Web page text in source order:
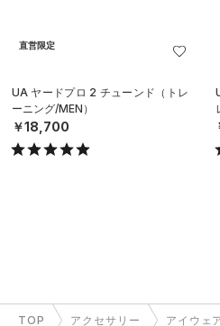
直営限定
UA ヤードプロ 2 チューンド（トレ
ーニング/MEN）
￥18,700
TOP アクセサリー アイウェ